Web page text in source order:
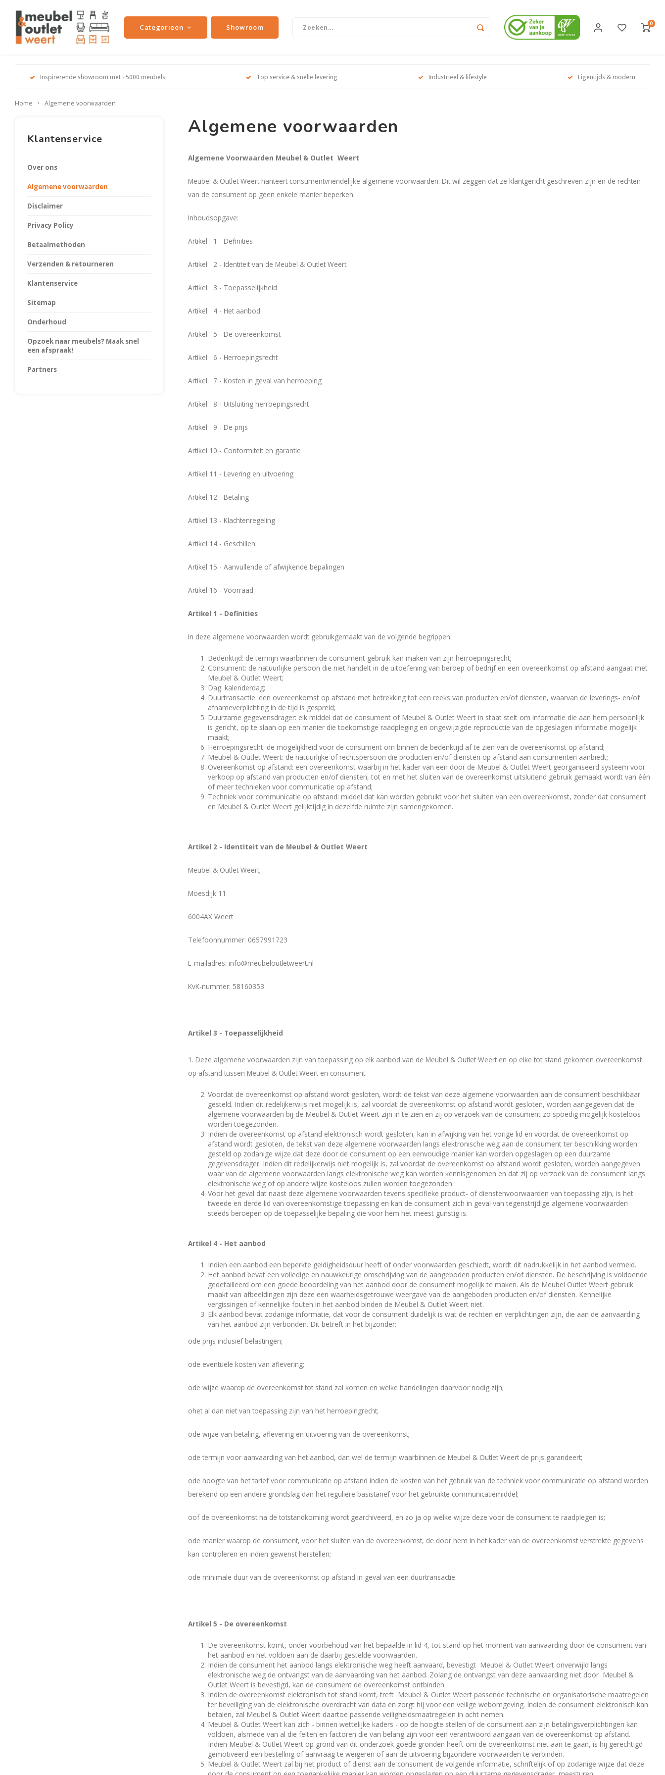
Categorieën Showroom 0
Inspirerende showroom met +5000 meubels Top service & snelle levering Industrieel & lifestyle Eigentijds & modern
Home Algemene voorwaarden
Klantenservice
Over ons
Algemene voorwaarden
Disclaimer
Privacy Policy
Betaalmethoden
Verzenden & retourneren
Klantenservice
Sitemap
Onderhoud
Opzoek naar meubels? Maak snel
een afspraak!
Partners
Algemene voorwaarden
Algemene Voorwaarden Meubel & Outlet Weert
Meubel & Outlet Weert hanteert consumentvriendelijke algemene voorwaarden. Dit wil zeggen dat ze klantgericht geschreven zijn en de rechten
van de consument op geen enkele manier beperken.
Inhoudsopgave:
Artikel 1 - Definities
Artikel 2 - Identiteit van de Meubel & Outlet Weert
Artikel 3 - Toepasselijkheid
Artikel 4 - Het aanbod
Artikel 5 - De overeenkomst
Artikel 6 - Herroepingsrecht
Artikel 7 - Kosten in geval van herroeping
Artikel 8 - Uitsluiting herroepingsrecht
Artikel 9 - De prijs
Artikel 10 - Conformiteit en garantie
Artikel 11 - Levering en uitvoering
Artikel 12 - Betaling
Artikel 13 - Klachtenregeling
Artikel 14 - Geschillen
Artikel 15 - Aanvullende of afwijkende bepalingen
Artikel 16 - Voorraad
Artikel 1 - Definities
In deze algemene voorwaarden wordt gebruikgemaakt van de volgende begrippen:
Bedenktijd: de termijn waarbinnen de consument gebruik kan maken van zijn herroepingsrecht;
Consument: de natuurlijke persoon die niet handelt in de uitoefening van beroep of bedrijf en een overeenkomst op afstand aangaat met
Meubel & Outlet Weert;
Dag: kalenderdag;
Duurtransactie: een overeenkomst op afstand met betrekking tot een reeks van producten en/of diensten, waarvan de leverings- en/of
afnameverplichting in de tijd is gespreid;
Duurzame gegevensdrager: elk middel dat de consument of Meubel & Outlet Weert in staat stelt om informatie die aan hem persoonlijk
is gericht, op te slaan op een manier die toekomstige raadpleging en ongewijzigde reproductie van de opgeslagen informatie mogelijk
maakt;
Herroepingsrecht: de mogelijkheid voor de consument om binnen de bedenktijd af te zien van de overeenkomst op afstand;
Meubel & Outlet Weert: de natuurlijke of rechtspersoon die producten en/of diensten op afstand aan consumenten aanbiedt;
Overeenkomst op afstand: een overeenkomst waarbij in het kader van een door de Meubel & Outlet Weert georganiseerd systeem voor
verkoop op afstand van producten en/of diensten, tot en met het sluiten van de overeenkomst uitsluitend gebruik gemaakt wordt van één
of meer technieken voor communicatie op afstand;
Techniek voor communicatie op afstand: middel dat kan worden gebruikt voor het sluiten van een overeenkomst, zonder dat consument
en Meubel & Outlet Weert gelijktijdig in dezelfde ruimte zijn samengekomen.
Artikel 2 - Identiteit van de Meubel & Outlet Weert
Meubel & Outlet Weert;
Moesdijk 11
6004AX Weert
Telefoonnummer: 0657991723
E-mailadres: info@meubeloutletweert.nl
KvK-nummer: 58160353
Artikel 3 - Toepasselijkheid
1. Deze algemene voorwaarden zijn van toepassing op elk aanbod van de Meubel & Outlet Weert en op elke tot stand gekomen overeenkomst
op afstand tussen Meubel & Outlet Weert en consument.
Voordat de overeenkomst op afstand wordt gesloten, wordt de tekst van deze algemene voorwaarden aan de consument beschikbaar
gesteld. Indien dit redelijkerwijs niet mogelijk is, zal voordat de overeenkomst op afstand wordt gesloten, worden aangegeven dat de
algemene voorwaarden bij de Meubel & Outlet Weert zijn in te zien en zij op verzoek van de consument zo spoedig mogelijk kosteloos
worden toegezonden.
Indien de overeenkomst op afstand elektronisch wordt gesloten, kan in afwijking van het vorige lid en voordat de overeenkomst op
afstand wordt gesloten, de tekst van deze algemene voorwaarden langs elektronische weg aan de consument ter beschikking worden
gesteld op zodanige wijze dat deze door de consument op een eenvoudige manier kan worden opgeslagen op een duurzame
gegevensdrager. Indien dit redelijkerwijs niet mogelijk is, zal voordat de overeenkomst op afstand wordt gesloten, worden aangegeven
waar van de algemene voorwaarden langs elektronische weg kan worden kennisgenomen en dat zij op verzoek van de consument langs
elektronische weg of op andere wijze kosteloos zullen worden toegezonden.
Voor het geval dat naast deze algemene voorwaarden tevens specifieke product- of dienstenvoorwaarden van toepassing zijn, is het
tweede en derde lid van overeenkomstige toepassing en kan de consument zich in geval van tegenstrijdige algemene voorwaarden
steeds beroepen op de toepasselijke bepaling die voor hem het meest gunstig is.
Artikel 4 - Het aanbod
Indien een aanbod een beperkte geldigheidsduur heeft of onder voorwaarden geschiedt, wordt dit nadrukkelijk in het aanbod vermeld.
Het aanbod bevat een volledige en nauwkeurige omschrijving van de aangeboden producten en/of diensten. De beschrijving is voldoende
gedetailleerd om een goede beoordeling van het aanbod door de consument mogelijk te maken. Als de Meubel Outlet Weert gebruik
maakt van afbeeldingen zijn deze een waarheidsgetrouwe weergave van de aangeboden producten en/of diensten. Kennelijke
vergissingen of kennelijke fouten in het aanbod binden de Meubel & Outlet Weert niet.
Elk aanbod bevat zodanige informatie, dat voor de consument duidelijk is wat de rechten en verplichtingen zijn, die aan de aanvaarding
van het aanbod zijn verbonden. Dit betreft in het bijzonder:
ode prijs inclusief belastingen;
ode eventuele kosten van aflevering;
ode wijze waarop de overeenkomst tot stand zal komen en welke handelingen daarvoor nodig zijn;
ohet al dan niet van toepassing zijn van het herroepingrecht;
ode wijze van betaling, aflevering en uitvoering van de overeenkomst;
ode termijn voor aanvaarding van het aanbod, dan wel de termijn waarbinnen de Meubel & Outlet Weert de prijs garandeert;
ode hoogte van het tarief voor communicatie op afstand indien de kosten van het gebruik van de techniek voor communicatie op afstand worden
berekend op een andere grondslag dan het reguliere basistarief voor het gebruikte communicatiemiddel;
oof de overeenkomst na de totstandkoming wordt gearchiveerd, en zo ja op welke wijze deze voor de consument te raadplegen is;
ode manier waarop de consument, voor het sluiten van de overeenkomst, de door hem in het kader van de overeenkomst verstrekte gegevens
kan controleren en indien gewenst herstellen;
ode minimale duur van de overeenkomst op afstand in geval van een duurtransactie.
Artikel 5 - De overeenkomst
De overeenkomst komt, onder voorbehoud van het bepaalde in lid 4, tot stand op het moment van aanvaarding door de consument van
het aanbod en het voldoen aan de daarbij gestelde voorwaarden.
Indien de consument het aanbod langs elektronische weg heeft aanvaard, bevestigt Meubel & Outlet Weert onverwijld langs
elektronische weg de ontvangst van de aanvaarding van het aanbod. Zolang de ontvangst van deze aanvaarding niet door Meubel &
Outlet Weert is bevestigd, kan de consument de overeenkomst ontbinden.
Indien de overeenkomst elektronisch tot stand komt, treft Meubel & Outlet Weert passende technische en organisatorische maatregelen
ter beveiliging van de elektronische overdracht van data en zorgt hij voor een veilige webomgeving. Indien de consument elektronisch kan
betalen, zal Meubel & Outlet Weert daartoe passende veiligheidsmaatregelen in acht nemen.
Meubel & Outlet Weert kan zich - binnen wettelijke kaders - op de hoogte stellen of de consument aan zijn betalingsverplichtingen kan
voldoen, alsmede van al die feiten en factoren die van belang zijn voor een verantwoord aangaan van de overeenkomst op afstand.
Indien Meubel & Outlet Weert op grond van dit onderzoek goede gronden heeft om de overeenkomst niet aan te gaan, is hij gerechtigd
gemotiveerd een bestelling of aanvraag te weigeren of aan de uitvoering bijzondere voorwaarden te verbinden.
Meubel & Outlet Weert zal bij het product of dienst aan de consument de volgende informatie, schriftelijk of op zodanige wijze dat deze